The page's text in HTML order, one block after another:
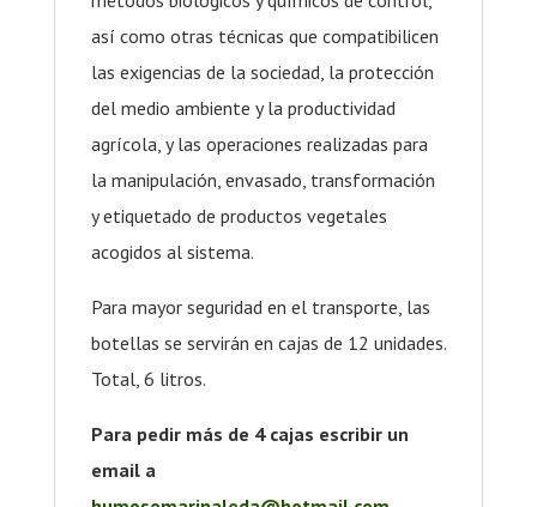
así como otras técnicas que compatibilicen
las exigencias de la sociedad, la protección
del medio ambiente y la productividad
agrícola, y las operaciones realizadas para
la manipulación, envasado, transformación
y etiquetado de productos vegetales
acogidos al sistema.
Para mayor seguridad en el transporte, las
botellas se servirán en cajas de 12 unidades.
Total, 6 litros.
Para pedir más de 4 cajas escribir un
email a